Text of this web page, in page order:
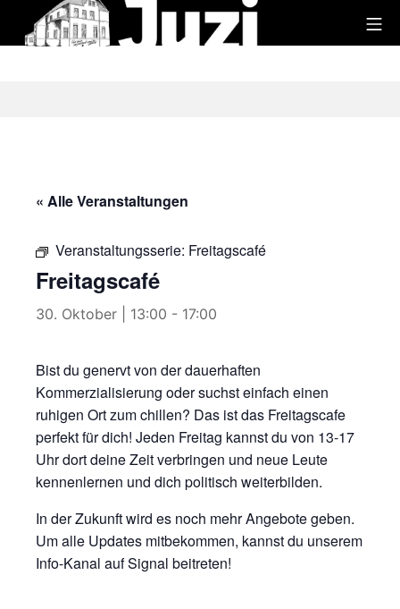
Inhalt
« Alle Veranstaltungen
Veranstaltungsserie: Freitagscafé
Freitagscafé
30. Oktober | 13:00 - 17:00
Bist du genervt von der dauerhaften
Kommerzialisierung oder suchst einfach einen
ruhigen Ort zum chillen? Das ist das Freitagscafe
perfekt für dich! Jeden Freitag kannst du von 13-17
Uhr dort deine Zeit verbringen und neue Leute
kennenlernen und dich politisch weiterbilden.
In der Zukunft wird es noch mehr Angebote geben.
Um alle Updates mitbekommen, kannst du unserem
Info-Kanal auf Signal beitreten!